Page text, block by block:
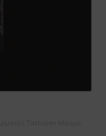
Tattopen Μαύρο